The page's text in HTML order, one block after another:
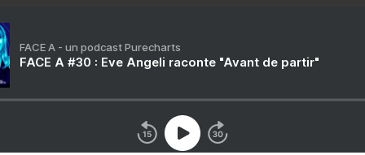
FACE A - un podcast Purecharts
FACE A #30 : Eve Angeli raconte "Avant de partir"